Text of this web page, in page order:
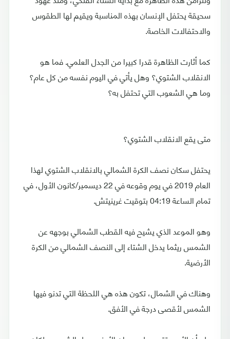
سحيقة يحتفل الإنسان بهذه المناسبة ويقيم لها الطقوس
والاحتفالات الخاصة.
كما أثارت الظاهرة قدرا كبيرا من الجدل العلمي. فما هو
الانقلاب الشتوي؟ وهل يأتي في اليوم نفسه من كل عام؟
وما هي الشعوب التي تحتفل به؟
متى يقع الانقلاب الشتوي؟
يحتفل سكان نصف الكرة الشمالي بالانقلاب الشتوي لهذا
العام 2019 في يوم وقوعه في 22 ديسمبر/كانون الأول، في
تمام الساعة 04:19 بتوقيت غرينيتش.
وهو الموعد الذي يشيح فيه القطب الشمالي بوجهه عن
الشمس ريثما يدخل الشتاء إلى النصف الشمالي من الكرة
الأرضية.
وهناك في الشمال، تكون هذه هي اللحظة التي تدنو فيها
الشمس لأقصى درجة في الأفق.